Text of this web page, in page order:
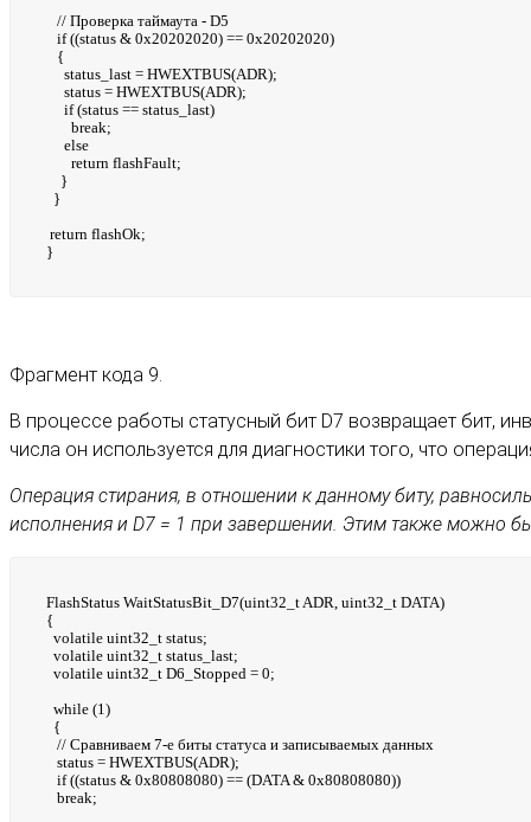
// Проверка таймаута - D5
if ((status & 0x20202020) == 0x20202020)
{
status_last = HWEXTBUS(ADR);
status = HWEXTBUS(ADR);
if (status == status_last)
break;
else
return flashFault;
}
}
return flashOk;
}
Фрагмент кода 9.
В процессе работы статусный бит D7 возвращает бит,
числа он используется для диагностики того, что
Операция стирания, в отношении к данному биту,
исполнения и D7 = 1 при завершении. Этим также можно
FlashStatus WaitStatusBit_D7(uint32_t ADR, uint32_t DATA)
{
volatile uint32_t status;
volatile uint32_t status_last;
volatile uint32_t D6_Stopped = 0;
while (1)
{
// Сравниваем 7-е биты статуса и записываемых данных
status = HWEXTBUS(ADR);
if ((status & 0x80808080) == (DATA & 0x80808080))
break;